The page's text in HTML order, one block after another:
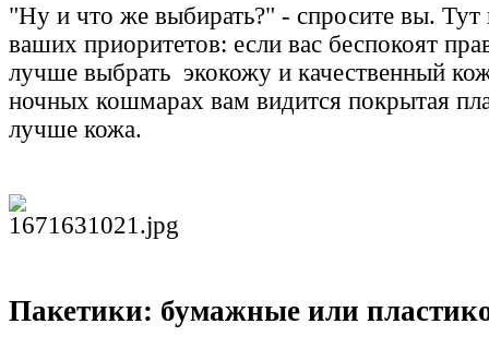
"Ну и что же выбирать?" - спросите вы. Тут
ваших приоритетов: если вас беспокоят
лучше выбрать экокожу и качественный
ночных кошмарах вам видится покрытая
лучше кожа.
Пакетики: бумажные или